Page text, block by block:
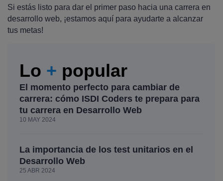
Si estás listo para dar el primer paso hacia una carrera en
desarrollo web, ¡estamos aquí para ayudarte a alcanzar
tus metas!
Lo + popular
El momento perfecto para cambiar de
carrera: cómo ISDI Coders te prepara para
tu carrera en Desarrollo Web
10 MAY 2024
La importancia de los test unitarios en el
Desarrollo Web
25 ABR 2024